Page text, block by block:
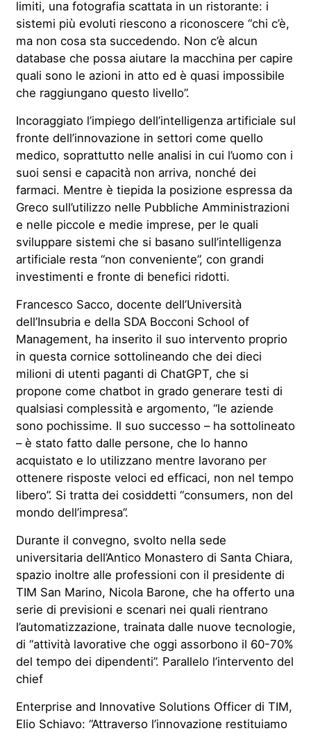
limiti, una fotografia scattata in un ristorante: i
sistemi più evoluti riescono a riconoscere “chi c’è,
ma non cosa sta succedendo. Non c’è alcun
database che possa aiutare la macchina per capire
quali sono le azioni in atto ed è quasi impossibile
che raggiungano questo livello”.
Incoraggiato l’impiego dell’intelligenza artificiale sul
fronte dell’innovazione in settori come quello
medico, soprattutto nelle analisi in cui l’uomo con i
suoi sensi e capacità non arriva, nonché dei
farmaci. Mentre è tiepida la posizione espressa da
Greco sull’utilizzo nelle Pubbliche Amministrazioni
e nelle piccole e medie imprese, per le quali
sviluppare sistemi che si basano sull’intelligenza
artificiale resta “non conveniente”, con grandi
investimenti e fronte di benefici ridotti.
Francesco Sacco, docente dell’Università
dell’Insubria e della SDA Bocconi School of
Management, ha inserito il suo intervento proprio
in questa cornice sottolineando che dei dieci
milioni di utenti paganti di ChatGPT, che si
propone come chatbot in grado generare testi di
qualsiasi complessità e argomento, “le aziende
sono pochissime. Il suo successo – ha sottolineato
– è stato fatto dalle persone, che lo hanno
acquistato e lo utilizzano mentre lavorano per
ottenere risposte veloci ed efficaci, non nel tempo
libero”. Si tratta dei cosiddetti “consumers, non del
mondo dell’impresa”.
Durante il convegno, svolto nella sede
universitaria dell’Antico Monastero di Santa Chiara,
spazio inoltre alle professioni con il presidente di
TIM San Marino, Nicola Barone, che ha offerto una
serie di previsioni e scenari nei quali rientrano
l’automatizzazione, trainata dalle nuove tecnologie,
di “attività lavorative che oggi assorbono il 60-70%
del tempo dei dipendenti”. Parallelo l’intervento del
chief
Enterprise and Innovative Solutions Officer di TIM,
Elio Schiavo: “Attraverso l’innovazione restituiamo